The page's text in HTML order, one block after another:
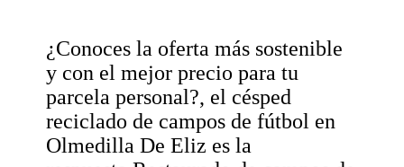
¿Conoces la oferta más sostenible
y con el mejor precio para tu
parcela personal?, el césped
reciclado de campos de fútbol en
Olmedilla De Eliz es la